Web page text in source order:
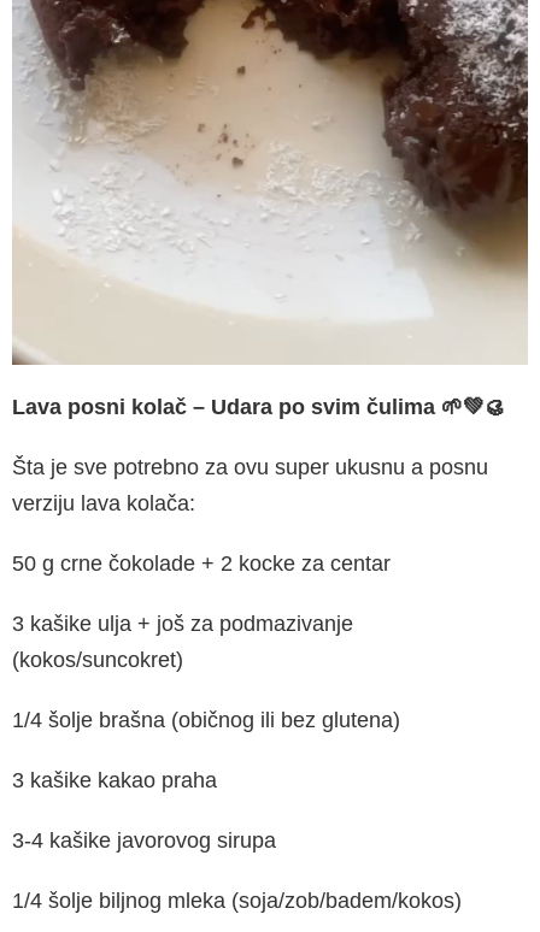
Lava posni kolač – Udara po svim čulima 🌱💚🥮
Šta je sve potrebno za ovu super ukusnu a posnu
verziju lava kolača:
50 g crne čokolade + 2 kocke za centar
3 kašike ulja + još za podmazivanje
(kokos/suncokret)
1/4 šolje brašna (običnog ili bez glutena)
3 kašike kakao praha
3-4 kašike javorovog sirupa
1/4 šolje biljnog mleka (soja/zob/badem/kokos)